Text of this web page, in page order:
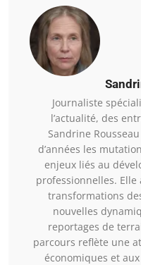
Journaliste
l’actualité, des
Sandrine
d’années les
enjeux liés au
professionnelles.
transformations
nouvelles
reportages de
parcours reflète une
économiques et